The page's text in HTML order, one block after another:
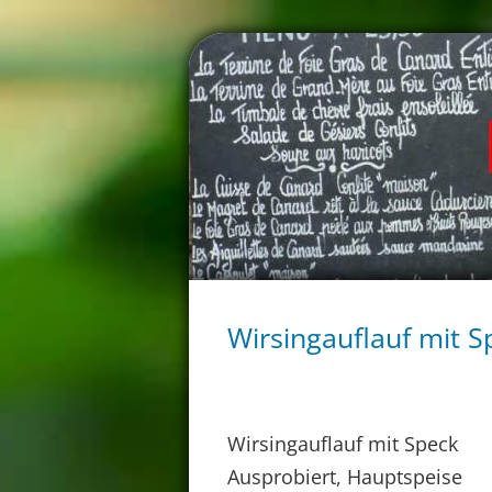
Wirsingauflauf mit
Wirsingauflauf mit Speck
Ausprobiert, Hauptspeise